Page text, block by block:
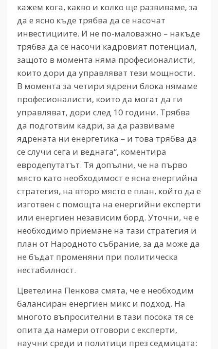
кажем кога, какво и колко ще развиваме, за
да е ясно къде трябва да се насочат
инвестициите. И не по-маловажно – накъде
трябва да се насочи кадровият потенциал,
защото в момента няма професионалисти,
които дори да управляват тези мощности.
В момента за четири ядрени блока нямаме
професионалисти, които да могат да ги
управляват, дори след 10 години. Трябва
да подготвим кадри, за да развиваме
ядрената ни енергетика – и това трябва да
се случи сега и веднага“, коментира
евродепутатът. Тя допълни, че на първо
място като необходимост е ясна енергийна
стратегия, на второ място е план, който да е
изготвен с помощта на енергийни експерти
или енергиен независим борд. Уточни, че е
необходимо приемане на тази стратегия и
план от Народното събрание, за да може да
не бъдат променяни при политическа
нестабилност.
Цветелина Пенкова смята, че е необходим
балансиран енергиен микс и подход. На
многото въпросителни в тази посока тя се
опита да намери отговори с експерти,
научни среди и политици през седмицата: